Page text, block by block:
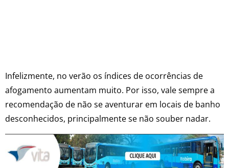
Infelizmente, no verão os índices de ocorrências de
afogamento aumentam muito. Por isso, vale sempre a
recomendação de não se aventurar em locais de banho
desconhecidos, principalmente se não souber nadar.